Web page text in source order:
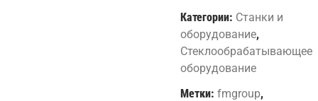
Категории: Станки и
оборудование,
Стеклообрабатывающее
оборудование
Метки: fmgroup,